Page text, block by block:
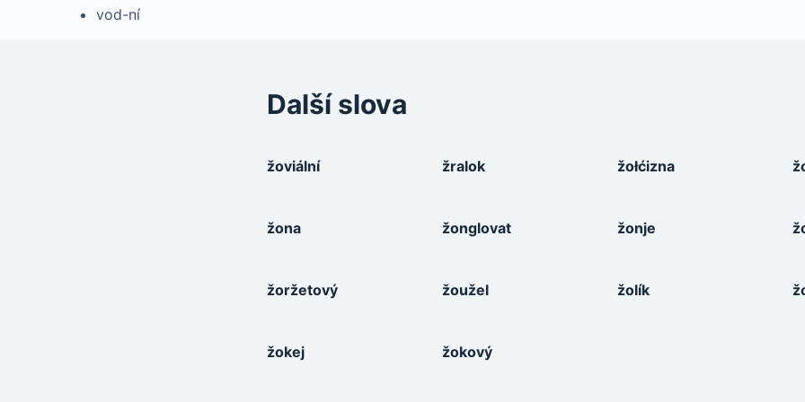
vod-ní
Další slova
žoviální žralok žołćizna
žona žonglovat žonje
žoržetový žoužel žolík
žokej žokový